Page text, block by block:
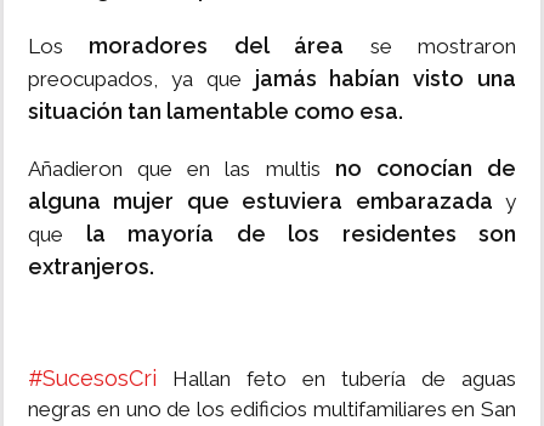
Los moradores del área se mostraron
preocupados, ya que jamás habían visto una
situación tan lamentable como esa.
Añadieron que en las multis no conocían de
alguna mujer que estuviera embarazada y
que la mayoría de los residentes son
extranjeros.
#SucesosCri Hallan feto en tubería de aguas
negras en uno de los edificios multifamiliares en San